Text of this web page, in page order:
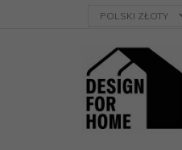
currency_h